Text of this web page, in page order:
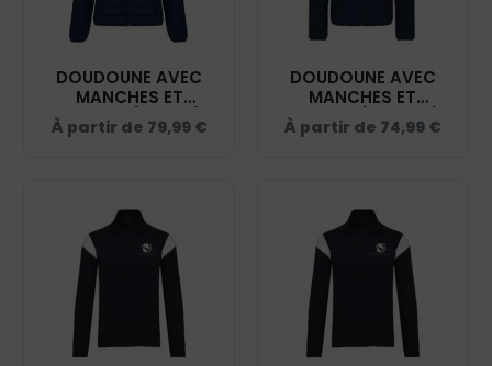
DOUDOUNE AVEC
MANCHES ET
CAPUCHE (FEMME) -
HUMAN'EQU'AIN -
À partir de 79,99 €
DOUDOUNE AVEC
MANCHES ET
CAPUCHE (ENFANT) -
HUMAN'EQU'AIN -
À partir de 74,99 €